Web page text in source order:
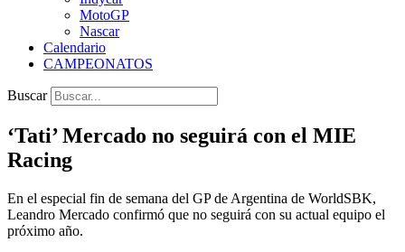
MotoGP
Nascar
Calendario
CAMPEONATOS
Buscar
‘Tati’ Mercado no seguirá con el MIE
Racing
En el especial fin de semana del GP de Argentina de WorldSBK,
Leandro Mercado confirmó que no seguirá con su actual equipo el
próximo año.